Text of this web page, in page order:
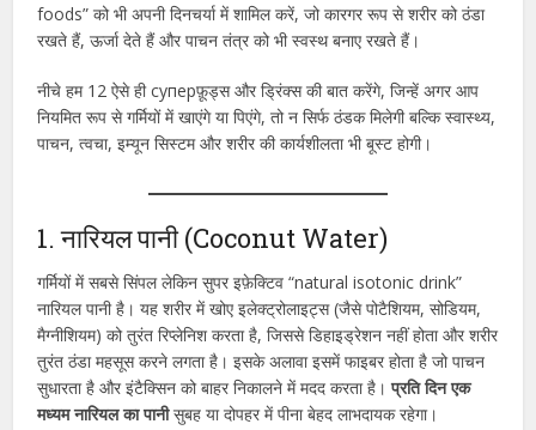
foods” को भी अपनी दिनचर्या में शामिल करें, जो कारगर रूप से शरीर को ठंडा
रखते हैं, ऊर्जा देते हैं और पाचन तंत्र को भी स्वस्थ बनाए रखते हैं।
नीचे हम 12 ऐसे ही суперफ़ूड्स और ड्रिंक्स की बात करेंगे, जिन्हें अगर आप
नियमित रूप से गर्मियों में खाएंगे या पिएंगे, तो न सिर्फ ठंडक मिलेगी बल्कि स्वास्थ्य,
पाचन, त्वचा, इम्यून सिस्टम और शरीर की कार्यशीलता भी बूस्ट होगी।
1. नारियल पानी (Coconut Water)
गर्मियों में सबसे सिंपल लेकिन सुपर इफ़ेक्टिव “natural isotonic drink”
नारियल पानी है। यह शरीर में खोए इलेक्ट्रोलाइट्स (जैसे पोटैशियम, सोडियम,
मैग्नीशियम) को तुरंत रिप्लेनिश करता है, जिससे डिहाइड्रेशन नहीं होता और शरीर
तुरंत ठंडा महसूस करने लगता है। इसके अलावा इसमें फाइबर होता है जो पाचन
सुधारता है और इंटैक्सिन को बाहर निकालने में मदद करता है।प्रति दिन एक
मध्यम नारियल का पानीसुबह या दोपहर में पीना बेहद लाभदायक रहेगा।